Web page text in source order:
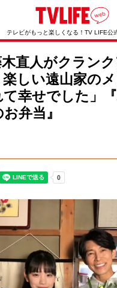
テレビがもっと楽しくなる！TV LIFE公
直人がクランク
楽しい遠山家の
て幸せでした」
弁当』